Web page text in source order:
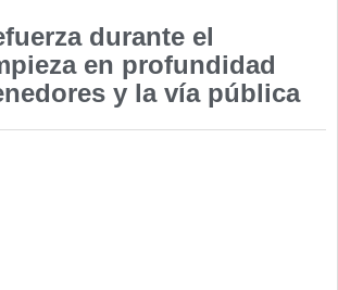
durante el
en profundidad
y la vía pública